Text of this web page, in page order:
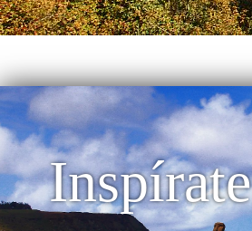
Inspírate